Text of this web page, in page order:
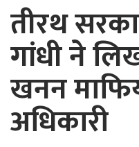
तीरथ
गांधी ने
खनन
अधिकारी